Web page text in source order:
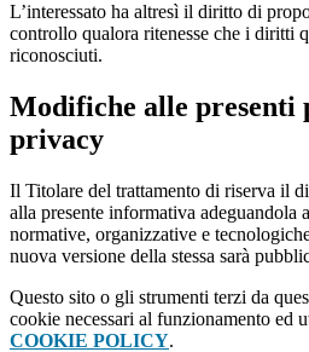
L’interessato ha altresì il diritto di
controllo qualora ritenesse che i diritti
riconosciuti.
Modifiche alle presenti
privacy
Il Titolare del trattamento di riserva il
alla presente informativa adeguandola
normative, organizzative e
nuova versione della stessa sarà
Questo sito o gli strumenti terzi da
cookie necessari al funzionamento ed
COOKIE POLICY.